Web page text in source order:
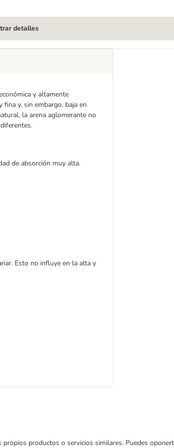
detalles
y altamente
y, sin embargo, baja en
la arena aglomerante no
de absorción muy alta.
Esto no influye en la alta y
productos o servicios similares. Puedes